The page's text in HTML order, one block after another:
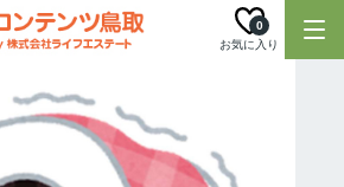
お気に入り
0